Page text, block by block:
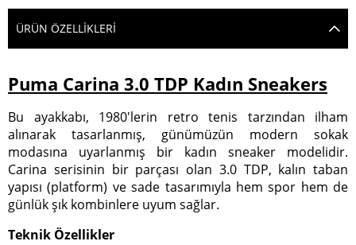
ÜRÜN ÖZELLIKLERI
Puma Carina 3.0 TDP Kadın Sneakers
Bu ayakkabı, 1980'lerin retro tenis tarzından ilham
alınarak tasarlanmış, günümüzün modern sokak
modasına uyarlanmış bir kadın sneaker modelidir.
Carina serisinin bir parçası olan 3.0 TDP, kalın taban
yapısı (platform) ve sade tasarımıyla hem spor hem de
günlük şık kombinlere uyum sağlar.
Teknik Özellikler